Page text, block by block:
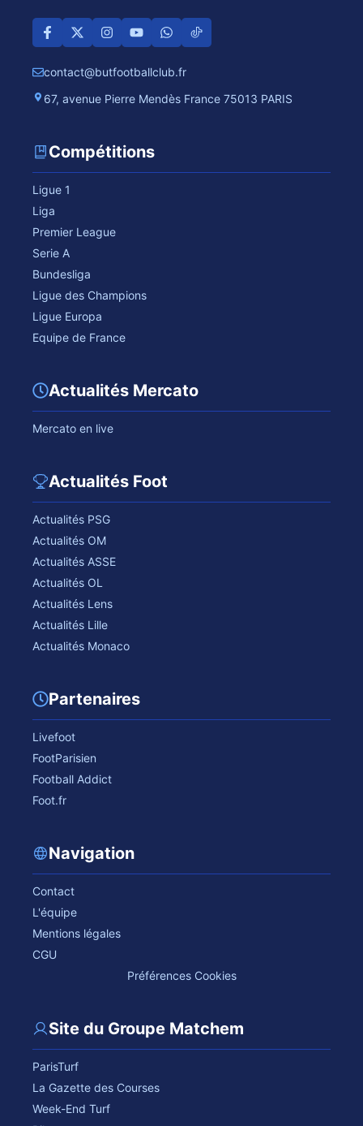
contact@butfootballclub.fr
67, avenue Pierre Mendès France 75013 PARIS
Compétitions
Ligue 1
Liga
Premier League
Serie A
Bundesliga
Ligue des Champions
Ligue Europa
Equipe de France
Actualités Mercato
Mercato en live
Actualités Foot
Actualités PSG
Actualités OM
Actualités ASSE
Actualités OL
Actualités Lens
Actualités Lille
Actualités Monaco
Partenaires
Livefoot
FootParisien
Football Addict
Foot.fr
Navigation
Contact
L'équipe
Mentions légales
CGU
Préférences Cookies
Site du Groupe Matchem
ParisTurf
La Gazette des Courses
Week-End Turf